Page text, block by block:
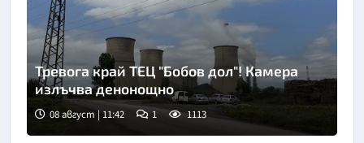
Тревога край ТЕЦ "Бобов дол"! Камера
излъчва денонощно
08 август | 11:42 1 1113